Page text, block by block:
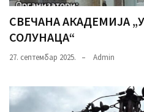
СВЕЧАНА АКАДЕМИЈА
СОЛУНАЦА“
27. септембар 2025. Admin